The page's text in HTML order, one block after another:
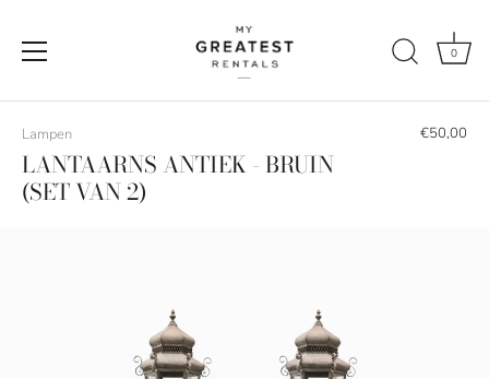
content
0
Lampen €50,00
LANTAARNS ANTIEK - BRUIN
(SET VAN 2)